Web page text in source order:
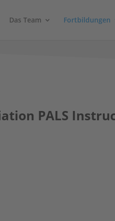
Das Team Fortbildungen
PALS